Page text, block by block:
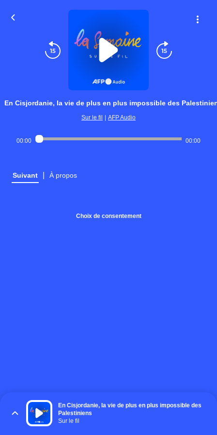
En Cisjordanie, la vie de plus en plus impossible des
Sur le fil AFP Audio
00:00 00:00
Suivant À propos
Choix de consentement
En Cisjordanie, la vie de plus en plus impossible des
Palestiniens
Sur le fil